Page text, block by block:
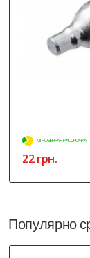
МГНОВЕННАЯ РАССРОЧКА
22 грн.
Популярно